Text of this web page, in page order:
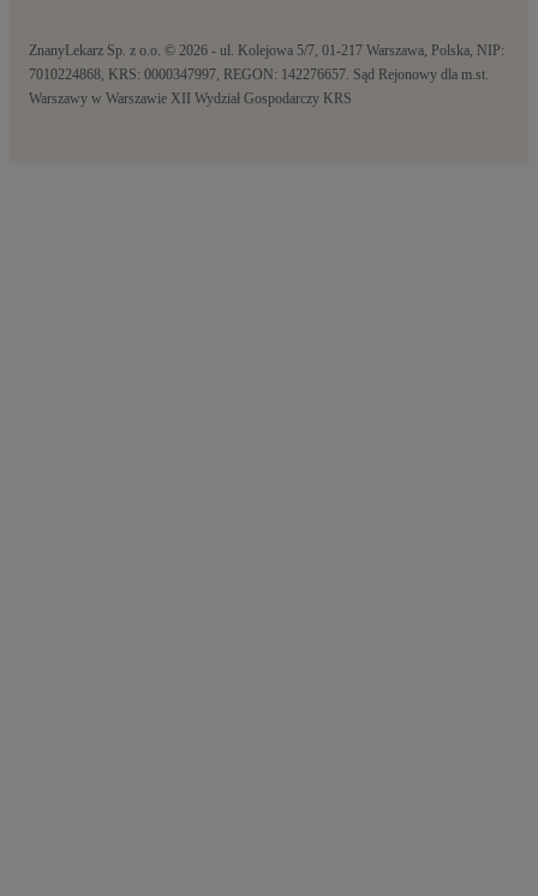
ZnanyLekarz Sp. z o.o. © 2026 - ul. Kolejowa 5/7, 01-217 Warszawa, Polska, NIP:
7010224868, KRS: 0000347997, REGON: 142276657. Sąd Rejonowy dla m.st.
Warszawy w Warszawie XII Wydział Gospodarczy KRS